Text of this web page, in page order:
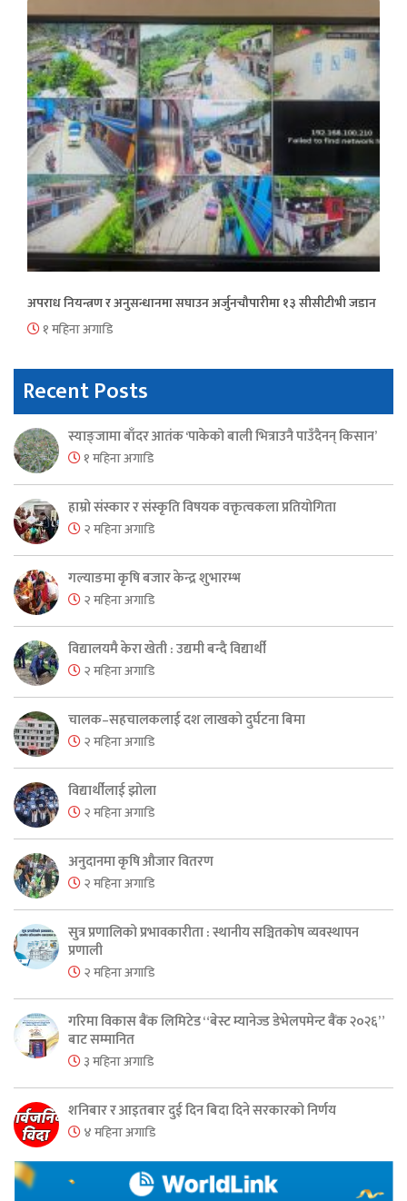
अपराध नियन्त्रण र अनुसन्धानमा सघाउन अर्जुनचौपारीमा १३ सीसीटीभी जडान
१ महिना अगाडि
Recent Posts
स्याङ्जामा बाँदर आतंक ‘पाकेको बाली भित्राउनै पाउँदैनन् किसान’
१ महिना अगाडि
हाम्रो संस्कार र संस्कृति विषयक वक्तृत्वकला प्रतियोगिता
२ महिना अगाडि
गल्याङमा कृषि बजार केन्द्र शुभारम्भ
२ महिना अगाडि
विद्यालयमै केरा खेती : उद्यमी बन्दै विद्यार्थी
२ महिना अगाडि
चालक–सहचालकलाई दश लाखको दुर्घटना बिमा
२ महिना अगाडि
विद्यार्थीलाई झोला
२ महिना अगाडि
अनुदानमा कृषि औजार वितरण
२ महिना अगाडि
सुत्र प्रणालिको प्रभावकारीता : स्थानीय सञ्चितकोष व्यवस्थापन
प्रणाली
२ महिना अगाडि
गरिमा विकास बैंक लिमिटेड “बेस्ट म्यानेज्ड डेभेलपमेन्ट बैंक २०२६”
बाट सम्मानित
३ महिना अगाडि
शनिबार र आइतबार दुई दिन बिदा दिने सरकारको निर्णय
४ महिना अगाडि